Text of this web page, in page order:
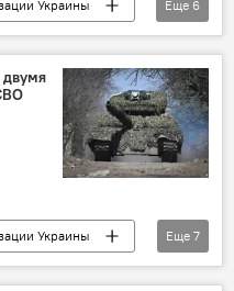
Украины
операция
Еще 6
Украины
РФ
Еще 7